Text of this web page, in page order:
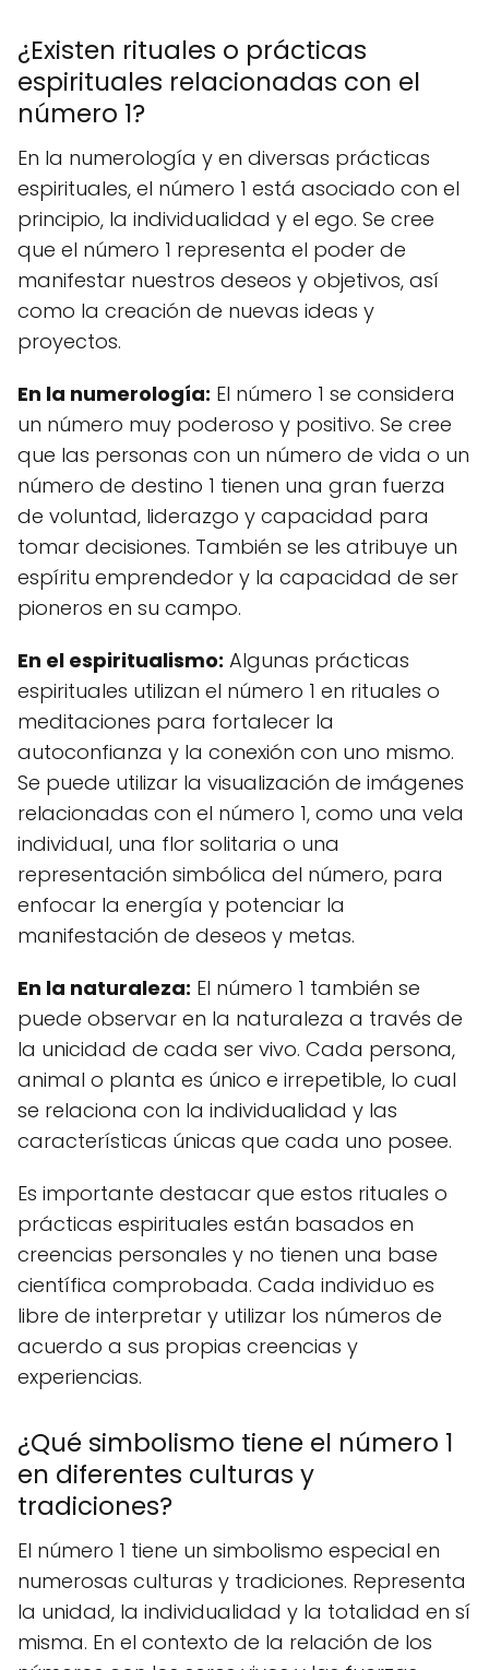
¿Existen rituales o prácticas
espirituales relacionadas con el
número 1?
En la numerología y en diversas prácticas
espirituales, el número 1 está asociado con el
principio, la individualidad y el ego. Se cree
que el número 1 representa el poder de
manifestar nuestros deseos y objetivos, así
como la creación de nuevas ideas y
proyectos.
En la numerología: El número 1 se considera
un número muy poderoso y positivo. Se cree
que las personas con un número de vida o un
número de destino 1 tienen una gran fuerza
de voluntad, liderazgo y capacidad para
tomar decisiones. También se les atribuye un
espíritu emprendedor y la capacidad de ser
pioneros en su campo.
En el espiritualismo: Algunas prácticas
espirituales utilizan el número 1 en rituales o
meditaciones para fortalecer la
autoconfianza y la conexión con uno mismo.
Se puede utilizar la visualización de imágenes
relacionadas con el número 1, como una vela
individual, una flor solitaria o una
representación simbólica del número, para
enfocar la energía y potenciar la
manifestación de deseos y metas.
En la naturaleza: El número 1 también se
puede observar en la naturaleza a través de
la unicidad de cada ser vivo. Cada persona,
animal o planta es único e irrepetible, lo cual
se relaciona con la individualidad y las
características únicas que cada uno posee.
Es importante destacar que estos rituales o
prácticas espirituales están basados en
creencias personales y no tienen una base
científica comprobada. Cada individuo es
libre de interpretar y utilizar los números de
acuerdo a sus propias creencias y
experiencias.
¿Qué simbolismo tiene el número 1
en diferentes culturas y
tradiciones?
El número 1 tiene un simbolismo especial en
numerosas culturas y tradiciones. Representa
la unidad, la individualidad y la totalidad en sí
misma. En el contexto de la relación de los